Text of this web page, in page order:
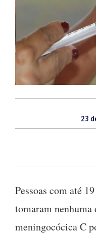
23
Pessoas com até
tomaram nenhuma
meningocócica C